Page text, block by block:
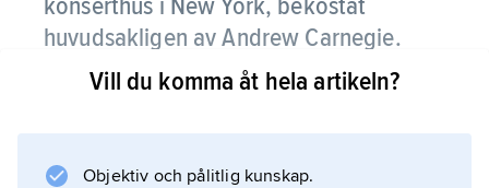
huvudsakligen av Andrew Carnegie.
Byggnaden invigdes i maj 1891, med
2 760 platser och används till allehanda
Vill du komma åt hela artikeln?
Objektiv och pålitlig kunskap.